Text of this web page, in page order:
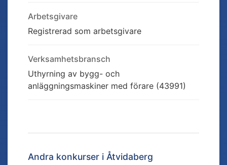
Arbetsgivare
Registrerad som arbetsgivare
Verksamhetsbransch
Uthyrning av bygg- och
anläggningsmaskiner med förare (43991)
Andra konkurser i Åtvidaberg